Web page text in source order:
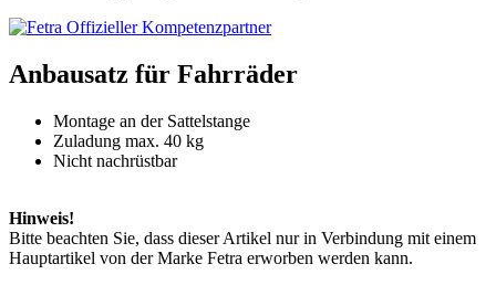
Anbausatz für Fahrräder
Montage an der Sattelstange
Zuladung max. 40 kg
Nicht nachrüstbar
Hinweis!
Bitte beachten Sie, dass dieser Artikel nur in Verbindung mit einem
Hauptartikel von der Marke Fetra erworben werden kann.